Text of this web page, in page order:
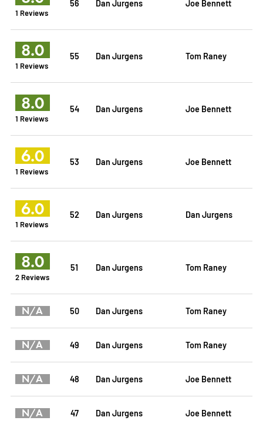
1 Reviews
56 Dan Jurgens Joe Bennett
8.0
1 Reviews
55 Dan Jurgens Tom Raney
8.0
1 Reviews
54 Dan Jurgens Joe Bennett
6.0
1 Reviews
53 Dan Jurgens Joe Bennett
6.0
1 Reviews
52 Dan Jurgens Dan Jurgens
8.0
2 Reviews
51 Dan Jurgens Tom Raney
N/A 50 Dan Jurgens Tom Raney
N/A 49 Dan Jurgens Tom Raney
N/A 48 Dan Jurgens Joe Bennett
N/A 47 Dan Jurgens Joe Bennett